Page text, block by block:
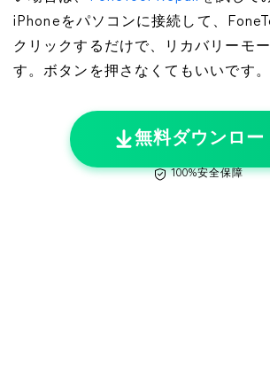
iPhoneをパソコンに接続して、
クリックするだけで、リカバリーモ
す。ボタンを押さなくてもいいです。
無料ダウンロー
100%安全保障